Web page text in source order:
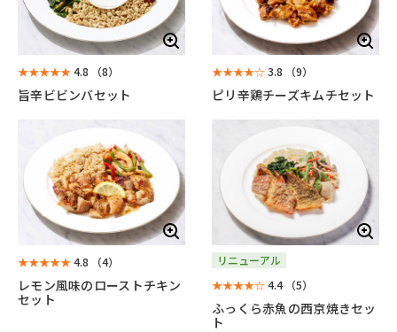
★★★★★4.8 （8）
旨辛ビビンバセット
★★★★☆3.8 （9）
ピリ辛鶏チーズキムチセット
★★★★★4.8 （4）
レモン風味のローストチキン
セット
リニューアル
★★★★☆4.4 （5）
ふっくら赤魚の西京焼きセッ
ト